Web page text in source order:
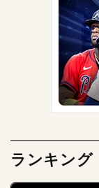
ランキング